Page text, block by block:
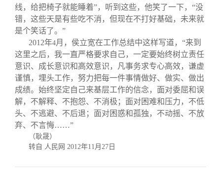
线，给把椅子就能睡着”，听到这些，他笑了一下，“没
错，这些天是有些吃不消，但现在不打好基础，未来就
是个笑话了。”
2012年4月，侯立宽在工作总结中这样写道，“来到
这里之后，我一直严格要求自己，一定要始终树立责任
意识、成长意识和高效意识，凡事务求专心高效，谦虚
谨慎，埋头工作，努力把每一件事情做好、做实、做出
成绩。始终坚定自己来基层工作的信念，面对委屈和误
解，不解释、不抱怨、不消极；面对困难和压力，不低
头、不逃避、不后退；面对困惑和孤独，不动摇、不放
弃、不言悔……”
（耿晟）
转自 人民网 2012年11月 27 日